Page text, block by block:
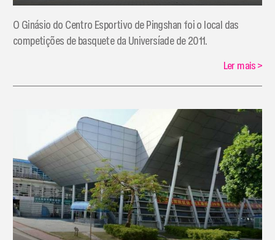
​O Ginásio do Centro Esportivo de Pingshan foi o local das
competições de basquete da Universíade de 2011.
Ler mais>